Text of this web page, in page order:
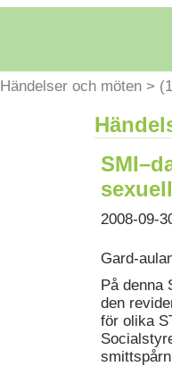
Händelser och möten >
2008-09-
Gard-
På denna
den
för olika